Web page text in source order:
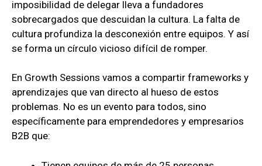
imposibilidad de delegar lleva a fundadores
sobrecargados que descuidan la cultura. La falta de
cultura profundiza la desconexión entre equipos. Y así
se forma un círculo vicioso difícil de romper.
En Growth Sessions vamos a compartir frameworks y
aprendizajes que van directo al hueso de estos
problemas. No es un evento para todos, sino
específicamente para emprendedores y empresarios
B2B que: